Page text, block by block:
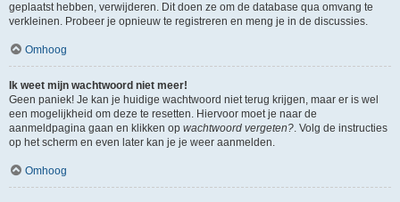
geplaatst hebben, verwijderen. Dit doen ze om de database qua omvang te
verkleinen. Probeer je opnieuw te registreren en meng je in de discussies.
Omhoog
Ik weet mijn wachtwoord niet meer!
Geen paniek! Je kan je huidige wachtwoord niet terug krijgen, maar er is wel
een mogelijkheid om deze te resetten. Hiervoor moet je naar de
aanmeldpagina gaan en klikken op wachtwoord vergeten?. Volg de instructies
op het scherm en even later kan je je weer aanmelden.
Omhoog